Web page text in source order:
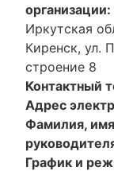
организации:
Иркутская
Киренск, ул.
строение 8
Контактный
Адрес
Фамилия,
График и